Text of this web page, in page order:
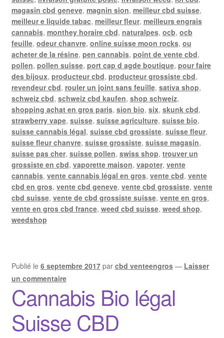
magasin cbd geneve, magnin sion, meilleur cbd suisse,
meilleur e liquide tabac, meilleur fleur, meilleurs engrais
cannabis, monthey horaire cbd, naturalpes, ocb, ocb
feuille, odeur chanvre, online suisse moon rocks, ou
acheter de la résine, pen cannabis, point de vente cbd,
pollen, pollen suisse, port cap d agde boutique, pour faire
des bijoux, producteur cbd, producteur grossiste cbd,
revendeur cbd, rouler un joint sans feuille, sativa shop,
schweiz cbd, schweiz cbd kaufen, shop schweiz,
shopping achat en gros paris, sion bio, six, skunk cbd,
strawberry vape, suisse, suisse agriculture, suisse bio,
suisse cannabis légal, suisse cbd grossiste, suisse fleur,
suisse fleur chanvre, suisse grossiste, suisse magasin,
suisse pas cher, suisse pollen, swiss shop, trouver un
grossiste en cbd, vaporette maison, vapoter, vente
cannabis, vente cannabis légal en gros, vente cbd, vente
cbd en gros, vente cbd geneve, vente cbd grossiste, vente
cbd suisse, vente de cbd grossiste suisse, vente en gros,
vente en gros cbd france, weed cbd suisse, weed shop,
weedshop
Publié le 6 septembre 2017 par cbd venteengros — Laisser
un commentaire
Cannabis Bio légal
Suisse CBD